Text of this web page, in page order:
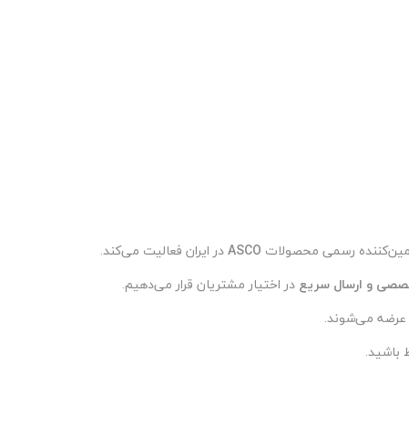
رسمی محصولات ASCOدر ایران فعالیت می‌کند.
و ارسال سریع در اختیار مشتریان قرار می‌دهیم.
عرضه می‌شوند.
باشید.